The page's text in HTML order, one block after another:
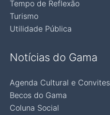
Tempo de Reflexão
Turismo
Utilidade Pública
Notícias do Gama
Agenda Cultural e Convites
Becos do Gama
Coluna Social